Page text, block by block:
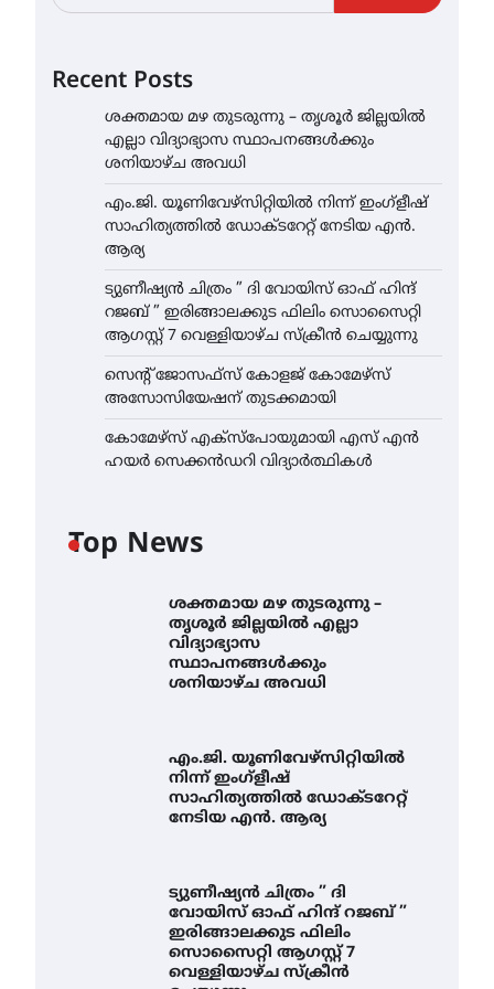
Recent Posts
ശക്തമായ മഴ തുടരുന്നു – തൃശൂർ ജില്ലയിൽ
എല്ലാ വിദ്യാഭ്യാസ സ്ഥാപനങ്ങൾക്കും
ശനിയാഴ്ച അവധി
എം.ജി. യൂണിവേഴ്‌സിറ്റിയിൽ നിന്ന് ഇംഗ്ളീഷ്
സാഹിത്യത്തിൽ ഡോക്ടറേറ്റ് നേടിയ എൻ.
ആര്യ
ട്യുണീഷ്യൻ ചിത്രം ” ദി വോയിസ് ഓഫ് ഹിന്ദ്
റജബ് ” ഇരിങ്ങാലക്കുട ഫിലിം സൊസൈറ്റി
ആഗസ്റ്റ് 7 വെള്ളിയാഴ്ച സ്‌ക്രീൻ ചെയ്യുന്നു
സെന്റ് ജോസഫ്സ് കോളജ് കോമേഴ്‌സ്
അസോസിയേഷന് തുടക്കമായി
കോമേഴ്സ് എക്സ്പോയുമായി എസ് എൻ
ഹയർ സെക്കൻഡറി വിദ്യാർത്ഥികൾ
Top News
ശക്തമായ മഴ തുടരുന്നു –
തൃശൂർ ജില്ലയിൽ എല്ലാ
വിദ്യാഭ്യാസ
സ്ഥാപനങ്ങൾക്കും
ശനിയാഴ്ച അവധി
എം.ജി. യൂണിവേഴ്‌സിറ്റിയിൽ
നിന്ന് ഇംഗ്ളീഷ്
സാഹിത്യത്തിൽ ഡോക്ടറേറ്റ്
നേടിയ എൻ. ആര്യ
ട്യുണീഷ്യൻ ചിത്രം ” ദി
വോയിസ് ഓഫ് ഹിന്ദ് റജബ് ”
ഇരിങ്ങാലക്കുട ഫിലിം
സൊസൈറ്റി ആഗസ്റ്റ് 7
വെള്ളിയാഴ്ച സ്‌ക്രീൻ